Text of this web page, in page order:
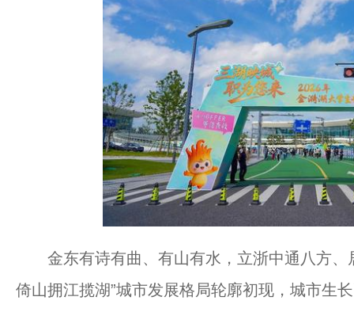
金东有诗有曲、有山有水，立浙中通八方、
倚山拥江揽湖”城市发展格局轮廓初现，城市生